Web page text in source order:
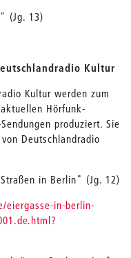
(Jg. 13)
Kultur
Kultur werden zum
Hörfunk-
produziert. Sie
Deutschlandradio
in Berlin" (Jg. 12)
eiergasse-in-berlin-